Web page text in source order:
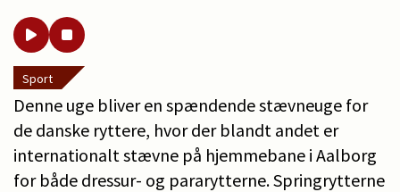
Sport
Denne uge bliver en spændende stævneuge for
de danske ryttere, hvor der blandt andet er
internationalt stævne på hjemmebane i Aalborg
for både dressur- og pararytterne. Springrytterne